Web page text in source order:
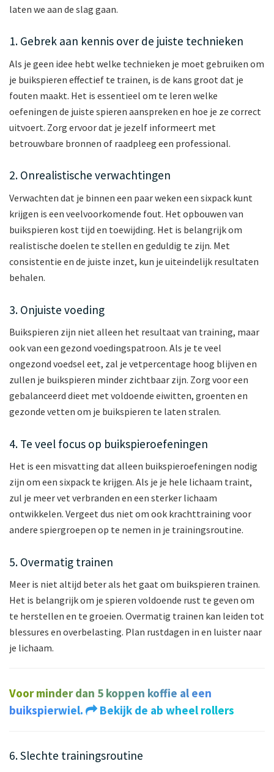
laten we aan de slag gaan.
1. Gebrek aan kennis over de juiste technieken
Als je geen idee hebt welke technieken je moet gebruiken om
je buikspieren effectief te trainen, is de kans groot dat je
fouten maakt. Het is essentieel om te leren welke
oefeningen de juiste spieren aanspreken en hoe je ze correct
uitvoert. Zorg ervoor dat je jezelf informeert met
betrouwbare bronnen of raadpleeg een professional.
2. Onrealistische verwachtingen
Verwachten dat je binnen een paar weken een sixpack kunt
krijgen is een veelvoorkomende fout. Het opbouwen van
buikspieren kost tijd en toewijding. Het is belangrijk om
realistische doelen te stellen en geduldig te zijn. Met
consistentie en de juiste inzet, kun je uiteindelijk resultaten
behalen.
3. Onjuiste voeding
Buikspieren zijn niet alleen het resultaat van training, maar
ook van een gezond voedingspatroon. Als je te veel
ongezond voedsel eet, zal je vetpercentage hoog blijven en
zullen je buikspieren minder zichtbaar zijn. Zorg voor een
gebalanceerd dieet met voldoende eiwitten, groenten en
gezonde vetten om je buikspieren te laten stralen.
4. Te veel focus op buikspieroefeningen
Het is een misvatting dat alleen buikspieroefeningen nodig
zijn om een sixpack te krijgen. Als je je hele lichaam traint,
zul je meer vet verbranden en een sterker lichaam
ontwikkelen. Vergeet dus niet om ook krachttraining voor
andere spiergroepen op te nemen in je trainingsroutine.
5. Overmatig trainen
Meer is niet altijd beter als het gaat om buikspieren trainen.
Het is belangrijk om je spieren voldoende rust te geven om
te herstellen en te groeien. Overmatig trainen kan leiden tot
blessures en overbelasting. Plan rustdagen in en luister naar
je lichaam.
Voor minder dan 5 koppen koffie al een
buikspierwiel.
Bekijk de ab wheel rollers
6. Slechte trainingsroutine